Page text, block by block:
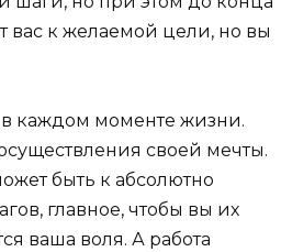
вас к желаемой цели, но вы
каждом моменте жизни.
своей мечты.
быть к абсолютно
главное, чтобы вы их
ваша воля. А работа